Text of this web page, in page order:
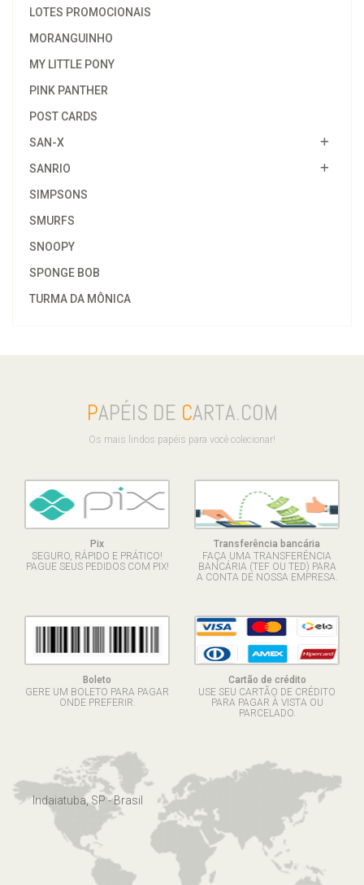
LOTES PROMOCIONAIS
MORANGUINHO
MY LITTLE PONY
PINK PANTHER
POST CARDS
SAN-X
SANRIO
SIMPSONS
SMURFS
SNOOPY
SPONGE BOB
TURMA DA MÔNICA
PAPÉIS DE CARTA.COM
Os mais lindos papéis para você colecionar!
Pix
SEGURO, RÁPIDO E PRÁTICO!
PAGUE SEUS PEDIDOS COM PIX!
Transferência bancária
FAÇA UMA TRANSFERÊNCIA
BANCÁRIA (TEF OU TED) PARA
A CONTA DE NOSSA EMPRESA.
Boleto
GERE UM BOLETO PARA PAGAR
ONDE PREFERIR.
Cartão de crédito
USE SEU CARTÃO DE CRÉDITO
PARA PAGAR À VISTA OU
PARCELADO.
Indaiatuba, SP - Brasil